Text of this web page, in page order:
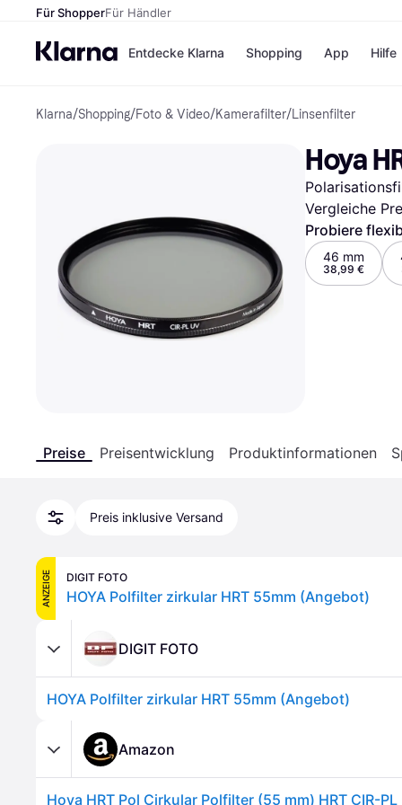
Für ShopperFür Händler
Entdecke Klarna
Zahlungsmethoden
Sofort bezahlen
Bezahle in 3
Teilzahlungen
Bezahle in bis zu 30
Ratenzahlung
Shopping
Shops
eBay
Temu
SHEIN
Alle Shops
App Hilfe
Klarna/Shopping/Foto & Video/Kamerafilter/Linsenfilter
Hoya
Vergleiche
Probiere
46 mm
38,99 €
Preise Preisentwicklung Produktinformationen
Preis inklusive Versand
ANZEIGE DIGIT FOTO
HOYA Polfilter zirkular HRT 55mm (Angebot)
DIGIT FOTO
HOYA Polfilter zirkular HRT 55mm (Angebot)
Amazon